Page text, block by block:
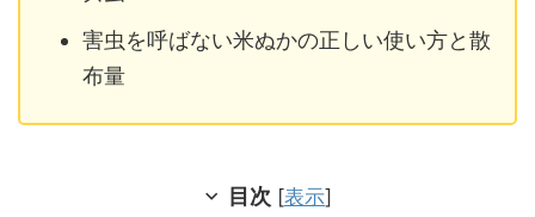
害虫を呼ばない米ぬかの正しい使い方と散
布量
目次 [表示]